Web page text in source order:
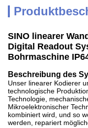
SINO linearer
Digital Readout
Bohrmaschine
Beschreibung des
Unser linearer Kodierer
technologische
Technologie,
Mikroelektronischer
kombiniert wird, und so
werden, repariert